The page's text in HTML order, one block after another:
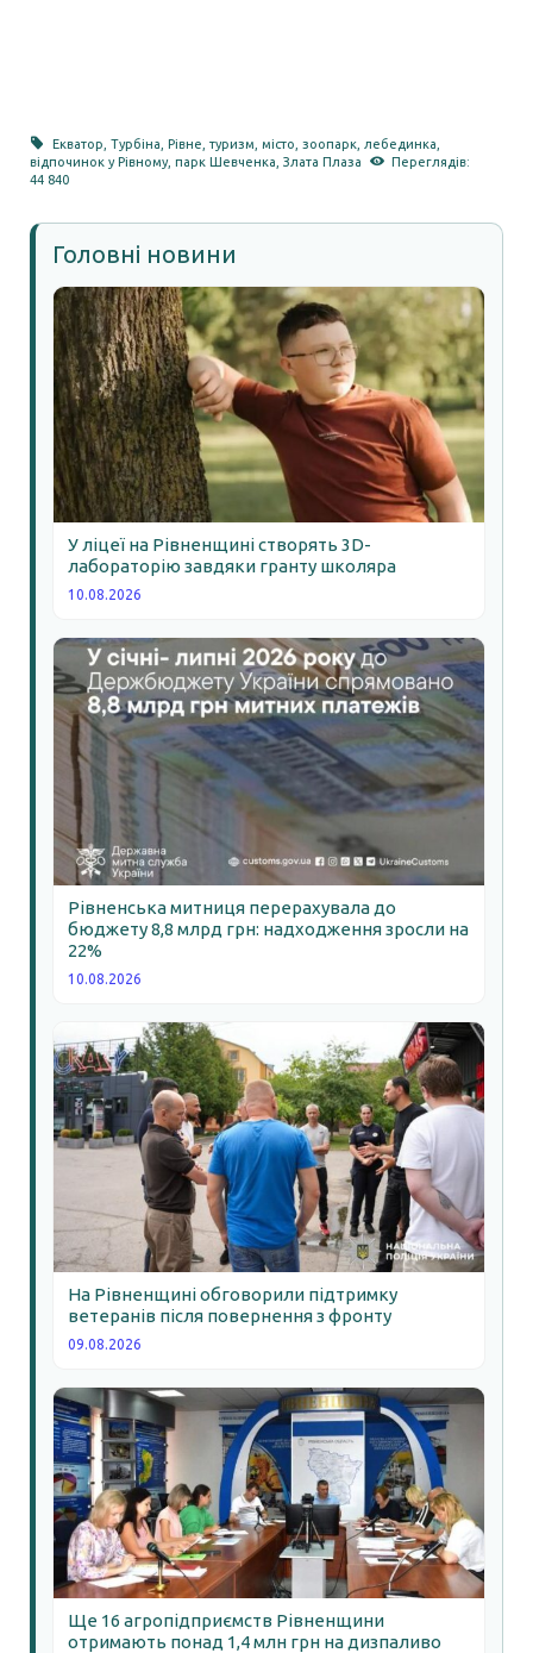
Екватор ,Турбіна ,Рівне ,туризм ,місто ,зоопарк лебединка
відпочинок у Рівному, парк Шевченка Злата Плаза
Переглядів:
44 840
Головні новини
У ліцеї на Рівненщині створять 3D-
лабораторію завдяки гранту школяра
10.08.2026
Рівненська митниця перерахувала до
бюджету 8,8 млрд грн: надходження зросли на
22%
10.08.2026
На Рівненщині обговорили підтримку
ветеранів після повернення з фронту
09.08.2026
Ще 16 агропідприємств Рівненщини
отримають понад 1,4 млн грн на дизпаливо